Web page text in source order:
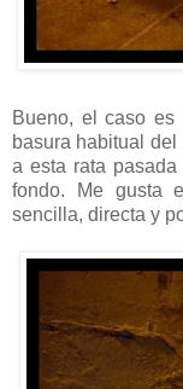
Bueno, el caso es
basura habitual
a esta rata pasada
fondo. Me gusta
sencilla, directa y